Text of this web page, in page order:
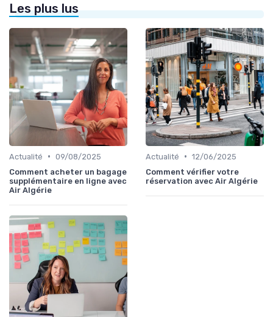
Les plus lus
Actualité • 09/08/2025
Comment acheter un bagage
supplémentaire en ligne avec
Air Algérie
Actualité • 12/06/2025
Comment vérifier votre
réservation avec Air Algérie